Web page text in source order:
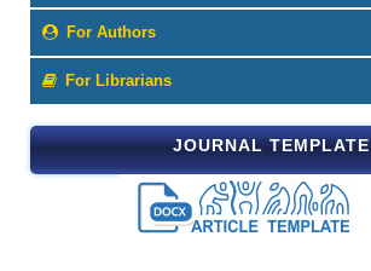
For Authors
For Librarians
JOURNAL TEMPLATE